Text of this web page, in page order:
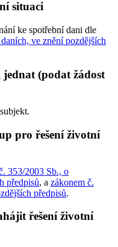
situaci
ke spotřební dani dle
ve znění pozdějších
(podat žádost
pro řešení životní
353/2003 Sb., o
předpisů, a zákonem č.
předpisů.
řešení životní